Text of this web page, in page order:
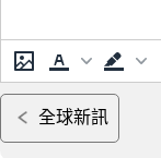
全球新訊